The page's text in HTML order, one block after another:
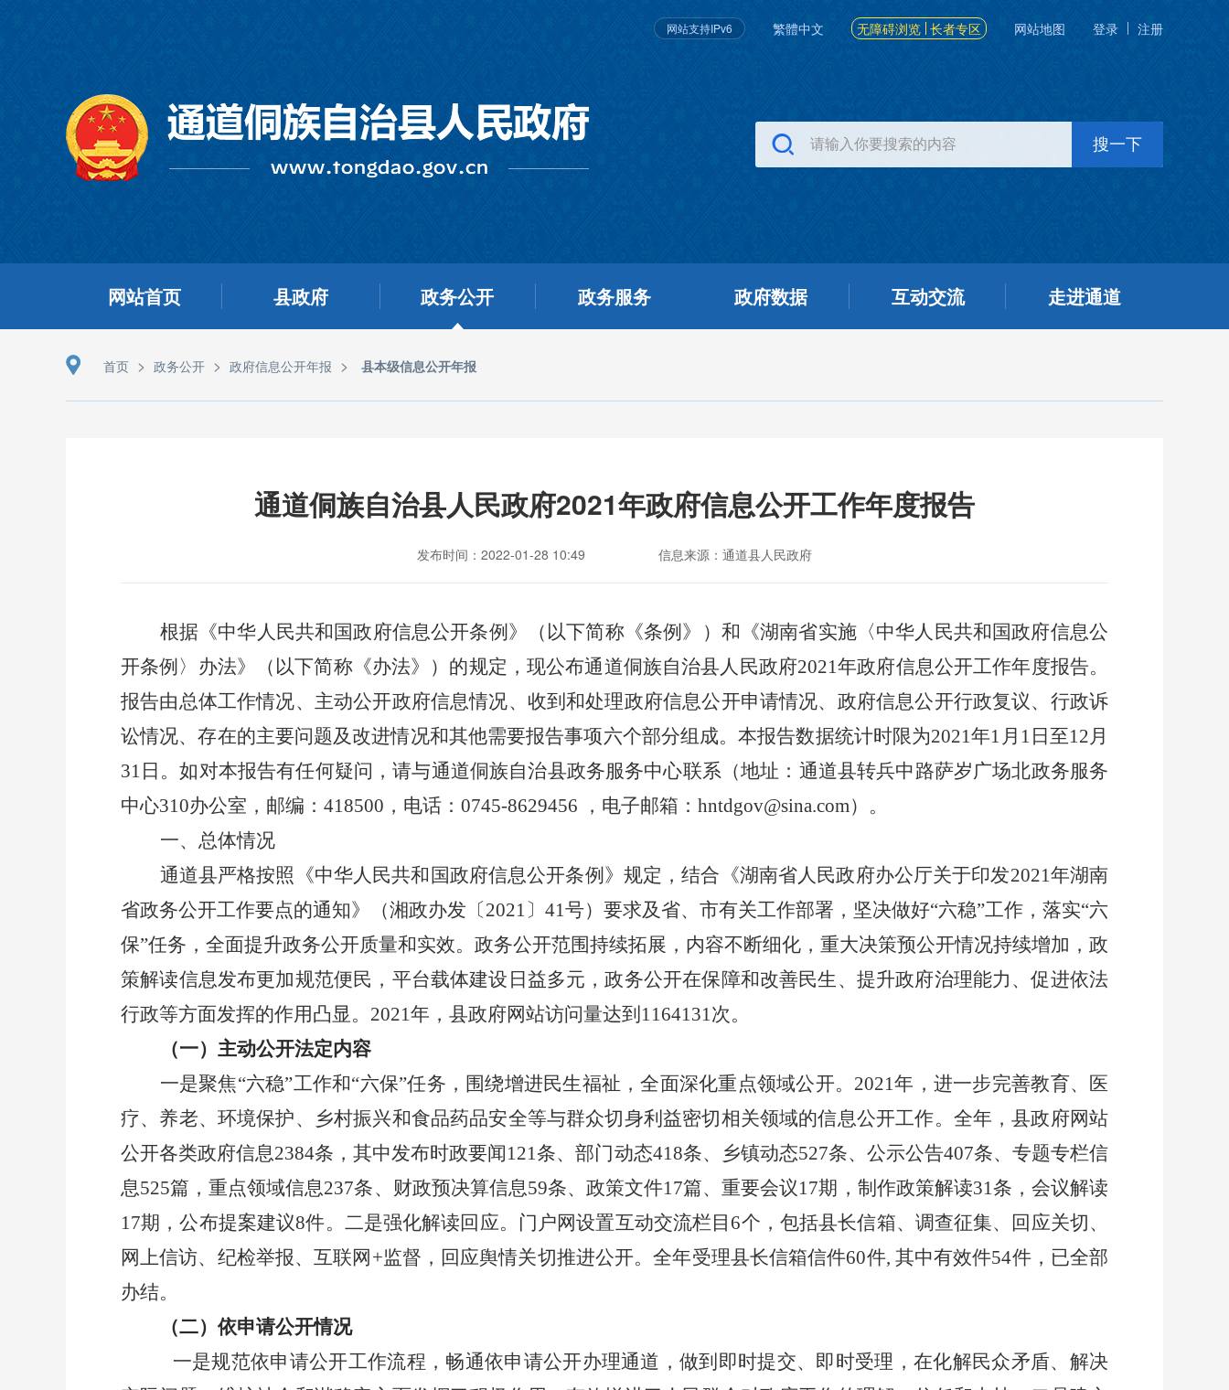
网站支持IPv6 繁體中文 无障碍浏览 长者专区 网站地图 登录 注册
网站首页 县政府 政务公开 政务服务 政府数据 互动交流 走进通道
首页 > 政务公开 > 政府信息公开年报 > 县本级信息公开年报
通道侗族自治县人民政府2021年政府信息公开工作年度报告
发布时间：2022-01-28 10:49 信息来源：通道县人民政府
根据《中华人民共和国政府信息公开条例》（以下简称《条例》）和《湖南省实施〈中华人民共和国政府信息公
开条例〉办法》（以下简称《办法》）的规定，现公布通道侗族自治县人民政府2021年政府信息公开工作年度报告。
报告由总体工作情况、主动公开政府信息情况、收到和处理政府信息公开申请情况、政府信息公开行政复议、行政诉
讼情况、存在的主要问题及改进情况和其他需要报告事项六个部分组成。本报告数据统计时限为2021年1 月 1 日至12月
31 日。如对本报告有任何疑问，请与通道侗族自治县政务服务中心联系（地址：通道县转兵中路萨岁广场北政务服务
中心310办公室，邮编： 418500 ，电话： 0745-8629456 ，电子邮箱： hntdgov@sina.com）。
一、总体情况
通道县严格按照《中华人民共和国政府信息公开条例》规定，结合《湖南省人民政府办公厅关于印发2021年湖南
省政务公开工作要点的通知》（湘政办发〔2021〕 41号）要求及省、市有关工作部署，坚决做好“六稳”工作，落实“六
保”任务，全面提升政务公开质量和实效。政务公开范围持续拓展，内容不断细化，重大决策预公开情况持续增加，政
策解读信息发布更加规范便民，平台载体建设日益多元，政务公开在保障和改善民生、提升政府治理能力、促进依法
行政等方面发挥的作用凸显。 2021年，县政府网站访问量达到 1164131次。
（一）主动公开法定内容
一是聚焦“六稳”工作和“六保”任务，围绕增进民生福祉，全面深化重点领域公开。 2021年，进一步完善教育、医
疗、养老、环境保护、乡村振兴和食品药品安全等与群众切身利益密切相关领域的信息公开工作。全年，县政府网站
公开各类政府信息2384条，其中发布时政要闻121条、部门动态418条、乡镇动态527条、公示公告407条、专题专栏信
息525篇，重点领域信息237条、财政预决算信息59条、政策文件17篇、重要会议17期，制作政策解读31条，会议解读
17期，公布提案建议8件。二是强化解读回应。门户网设置互动交流栏目 6个，包括县长信箱、调查征集、回应关切、
网上信访、纪检举报、互联网 +监督，回应舆情关切推进公开。全年受理县长信箱信件60件, 其中有效件54件，已全部
办结。
（二）依申请公开情况
一是规范依申请公开工作流程，畅通依申请公开办理通道，做到即时提交、即时受理，在化解民众矛盾、解决